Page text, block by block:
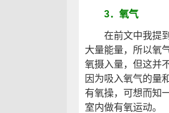
3．氧气
在前文中我提到
大量能量，所以氧
氧摄入量，但这并
因为吸入氧气的量
有氧操，可想而知
室内做有氧运动。